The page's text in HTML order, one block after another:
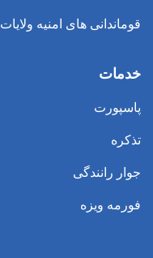
قوماندانی های امنیه ولایات
خدمات
پاسپورت
تذکره
جوار رانندگی
فورمه ویزه